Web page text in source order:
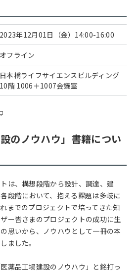
2023年12月01日（金）14:00-16:00
オフライン
日本橋ライフサイエンスビルディング
10階 1006＋1007会議室
のノウハウ」書籍につい
は、構想段階から設計、調達、建
段階において、抱える課題は多岐に
までのプロジェクトで培ってきた知
ー皆さまのプロジェクトの成功に生
思いから、ノウハウとして一冊の本
ました。
薬品工場建設のノウハウ」と銘打っ